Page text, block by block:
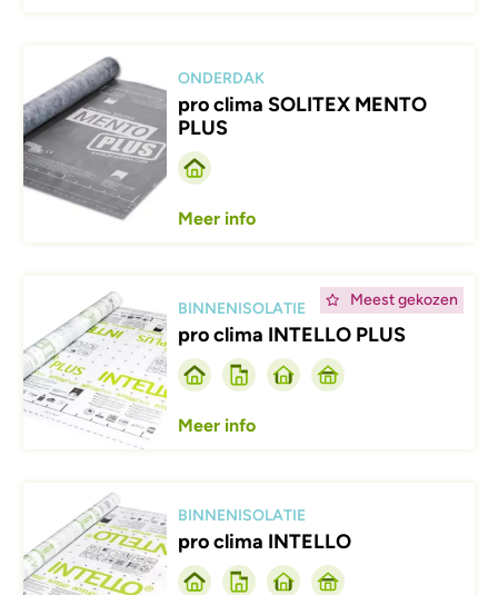
Afbeelding
ONDERDAK
pro clima SOLITEX MENTO
PLUS
Meer info
Meest gekozen
BINNENISOLATIE
pro clima INTELLO PLUS
Meer info
Afbeelding
BINNENISOLATIE
pro clima INTELLO